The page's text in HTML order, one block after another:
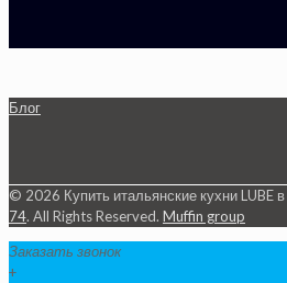
Блог
© 2026 Купить итальянские кухни
74. All Rights Reserved. Muffin group
Заказать звонок
+